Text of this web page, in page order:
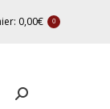
0,00€ 0